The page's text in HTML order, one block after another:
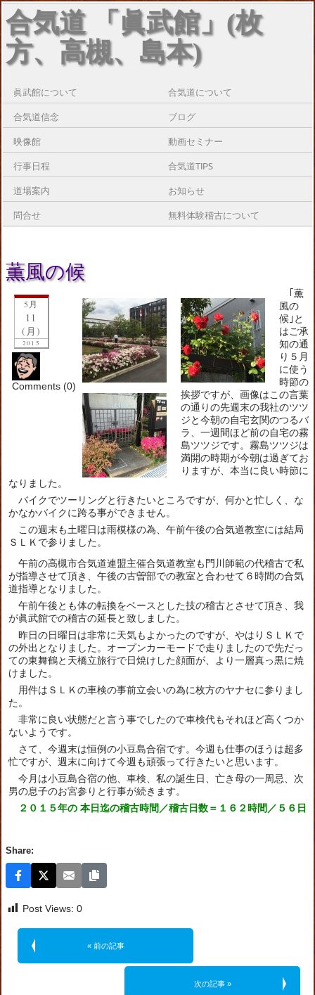
合気道 「眞武館」(枚
方、高槻、島本)
眞武館について 合気道について
合気道信念 ブログ
映像館 動画セミナー
行事日程 合気道TIPS
道場案内 お知らせ
問合せ 無料体験稽古について
薫風の候
5月
11
(月)
2015
Comments (0)
｢薫
風の
候｣と
はご承
知の通
り５月
に使う
時節の
挨拶ですが、画像はこの言葉
の通りの先週末の我社のツツ
ジと今朝の自宅玄関のつるバ
ラ、一週間ほど前の自宅の霧
島ツツジです。霧島ツツジは
満開の時期が今朝は過ぎてお
りますが、本当に良い時節に
なりました。
バイクでツーリングと行きたいところですが、何かと忙しく、な
かなかバイクに跨る事ができません。
この週末も土曜日は雨模様の為、午前午後の合気道教室には結局
ＳＬＫで参りました。
午前の高槻市合気道連盟主催合気道教室も門川師範の代稽古で私
が指導させて頂き、午後の古曽部での教室と合わせて６時間の合気
道指導となりました。
午前午後とも体の転換をベースとした技の稽古とさせて頂き、我
が眞武館での稽古の延長と致しました。
昨日の日曜日は非常に天気もよかったのですが、やはりＳＬＫで
の外出となりました。オープンカーモードで走りましたので先だっ
ての東舞鶴と天橋立旅行で日焼けした顔面が、より一層真っ黒に焼
けました。
用件はＳＬＫの車検の事前立会いの為に枚方のヤナセに参りまし
た。
非常に良い状態だと言う事でしたので車検代もそれほど高くつか
ないようです。
さて、今週末は恒例の小豆島合宿です。今週も仕事のほうは超多
忙ですが、週末に向けて今週も頑張って行きたいと思います。
今月は小豆島合宿の他、車検、私の誕生日、亡き母の一周忌、次
男の息子のお宮参りと行事が続きます。
２０１５年の 本日迄の稽古時間／稽古日数＝１６２時間／５６日
Share:
Post Views: 0
« 前の記事
次の記事 »